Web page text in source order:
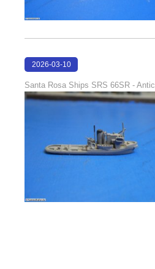
2026-03-10
Santa Rosa Ships SRS 66SR - Antic